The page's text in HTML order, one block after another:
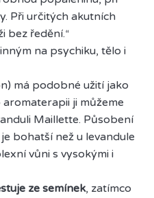
Při určitých akutních
bez ředění.“
na psychiku, tělo i
má podobné užití jako
ji můžeme
Maillette. Působení
bohatší než u levandule
vůni s vysokými i
ze semínek, zatímco